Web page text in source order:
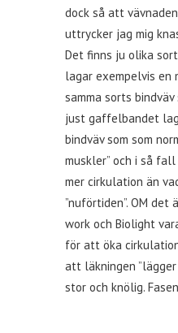
dock så att
uttrycker jag mig
Det finns ju olika
lagar exempelvis en
samma sorts bindväv
just gaffelbandet
bindväv som som
muskler” och i så
mer cirkulation än
”nuförtiden”. OM
work och Biolight
för att öka
att läkningen
stor och knölig.